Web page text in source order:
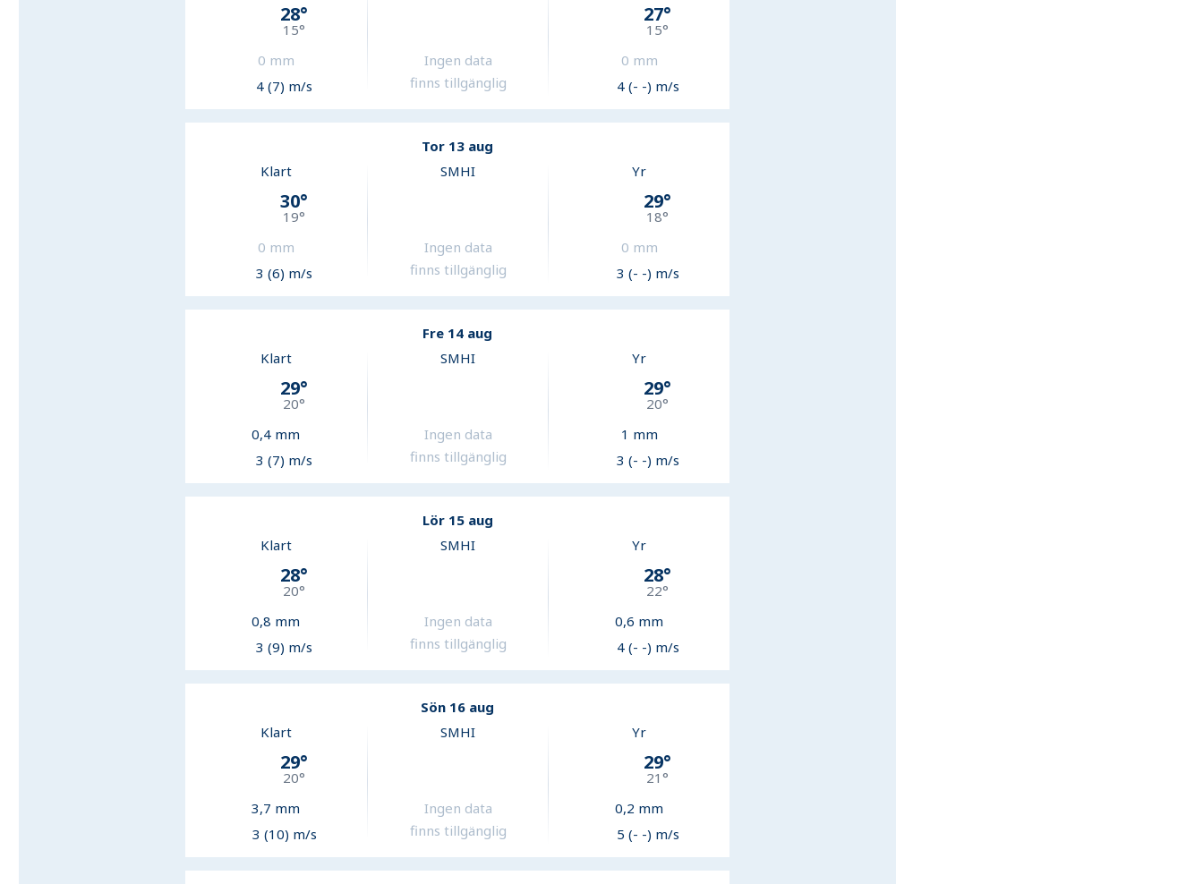
28°
15°
0 mm
4 (7) m/s
Ingen data
finns tillgänglig
27°
15°
0 mm
4 (- -) m/s
Tor 13 aug
Klart
30°
19°
0 mm
3 (6) m/s
SMHI
Ingen data
finns tillgänglig
Yr
29°
18°
0 mm
3 (- -) m/s
Fre 14 aug
Klart
29°
20°
0,4 mm
3 (7) m/s
SMHI
Ingen data
finns tillgänglig
Yr
29°
20°
1 mm
3 (- -) m/s
Lör 15 aug
Klart
28°
20°
0,8 mm
3 (9) m/s
SMHI
Ingen data
finns tillgänglig
Yr
28°
22°
0,6 mm
4 (- -) m/s
Sön 16 aug
Klart
29°
20°
3,7 mm
3 (10) m/s
SMHI
Ingen data
finns tillgänglig
Yr
29°
21 °
0,2 mm
5 (- -) m/s